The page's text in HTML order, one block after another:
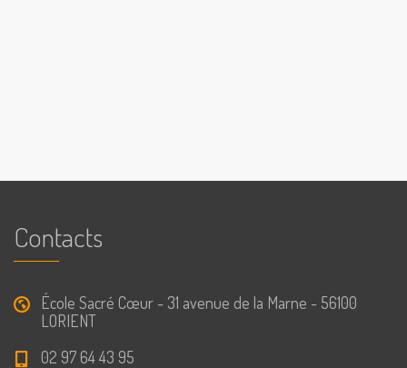
Contacts
École Sacré Cœur - 31 avenue de la Marne - 56100
LORIENT
02 97 64 43 95